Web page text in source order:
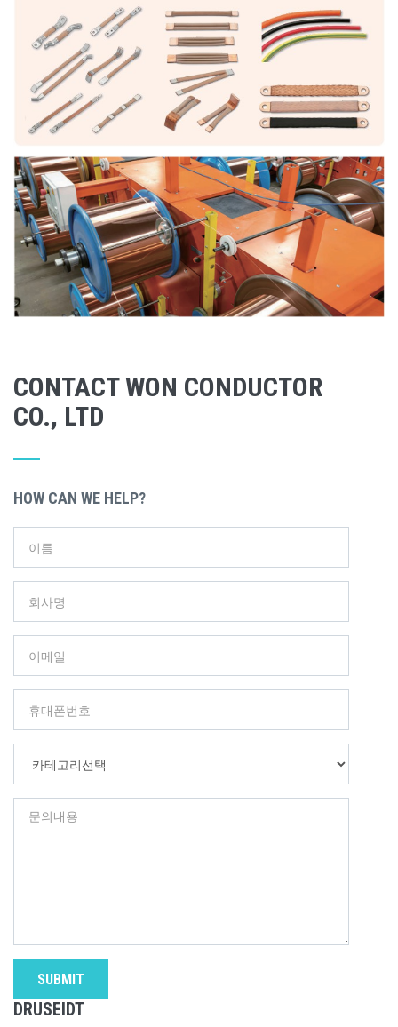
CONTACT WON CONDUCTOR
CO., LTD
HOW CAN WE HELP?
SUBMIT
DRUSEIDT